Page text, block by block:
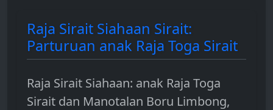
Raja Sirait Siahaan Sirait:
Parturuan anak Raja Toga Sirait
Raja Sirait Siahaan: anak Raja Toga
Sirait dan Manotalan Boru Limbong,